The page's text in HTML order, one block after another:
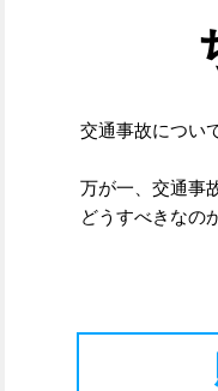
交通事故につい
万が一、交通事
どうすべきなの